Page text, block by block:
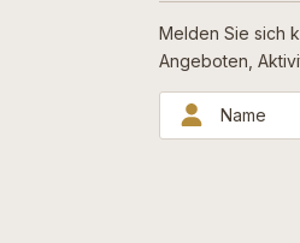
Melden Sie sich
Angeboten,